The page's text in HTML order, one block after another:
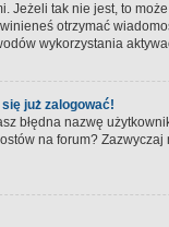
Jeżeli tak nie jest, to
otrzymać
wykorzystania
już zalogować!
błędna nazwę
na forum?